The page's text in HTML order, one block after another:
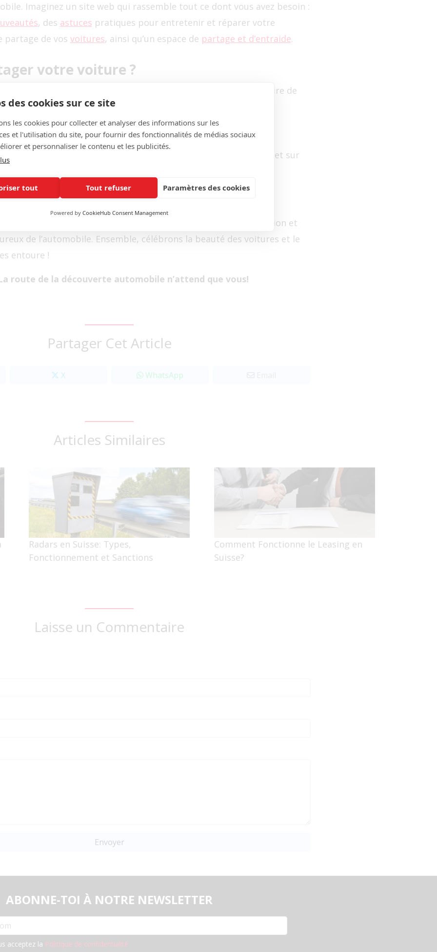
Imaginez un site web qui rassemble tout ce dont vous avez besoin :
, des astuces pratiques pour entretenir et réparer votre
partage de vos voitures, ainsi qu’un espace de partage et d’entraide.
votre voiture ?
: Partagez des photos et des détails pour raconter l’histoire de
: Échangez avec d’autres amoureux de l’automobile et
inspirants.
: Mettez votre voiture en avant dans notre communauté et sur
!
vue et appréciée. Rejoignez notre site, partagez votre passion et
de l’automobile. Ensemble, célébrons la beauté des voitures et le
entoure !
route de la découverte automobile n’attend que vous!
Partager Cet Article
X WhatsApp
Articles Similaires
Radars en Suisse: Types,
Fonctionnement et Sanctions
Comment Fonctionne le Leasing en
Suisse?
Laisse un Commentaire
Envoyer
ABONNE-TOI À NOTRE NEWSLETTER
acceptez la Politique de confidentialité
des cookies sur ce site
les cookies pour collecter et analyser des informations sur les
et l'utilisation du site, pour fournir des fonctionnalités de médias sociaux
et personnaliser le contenu et les publicités.
tout Tout refuser Paramètres des cookies
Powered by CookieHub Consent Management